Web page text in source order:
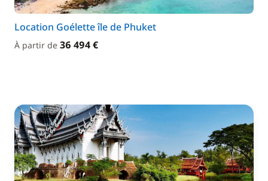
Location Goélette île de Phuket
À partir de 36 494 €